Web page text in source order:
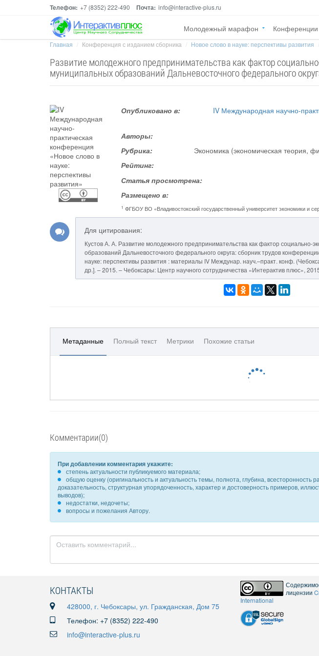
Телефон: +7 (8352) 222-490 Почта: info@interactive-plus.ru
Молодежный марафон Конференции
Главная Конференция с изданием сборника Новое слово в науке: перспективы развития
Развитие молодежного предпринимательства как фактор
муниципальных образований Дальневосточного федерального
Опубликовано в:
IV Международная научно-
Авторы:
Рубрика:
Экономика (экономическая теория,
Рейтинг:
Статья просмотрена:
Размещено в:
1 ФГБОУ ВО «Владивостокский государственный университет экономики и
Для цитирования:
Кустов А. А. Развитие молодежного предпринимательства как фактор социально-
образований Дальневосточного федерального округа: сборник трудов
науке: перспективы развития : материалы IV Междунар. науч.–практ. конф.
др.]. – 2015. – Чебоксары: Центр научного сотрудничества «Интерактив плюс»,
Метаданные Полный текст Метрики Похожие статьи
Комментарии(0)
При добавлении комментария укажите:
степень актуальности публикуемого материала;
общую оценку (оригинальность и актуальность темы, полнота, глубина, всесторонность
доказательность, структурная упорядоченность, характер и достоверность примеров,
выводов);
недостатки, недочеты;
вопросы и пожелания Автору.
КОНТАКТЫ
428000, г. Чебоксары, ул. Гражданская, Дом 75
Телефон: +7 (8352) 222-490
info@interactive-plus.ru
лицензии
International